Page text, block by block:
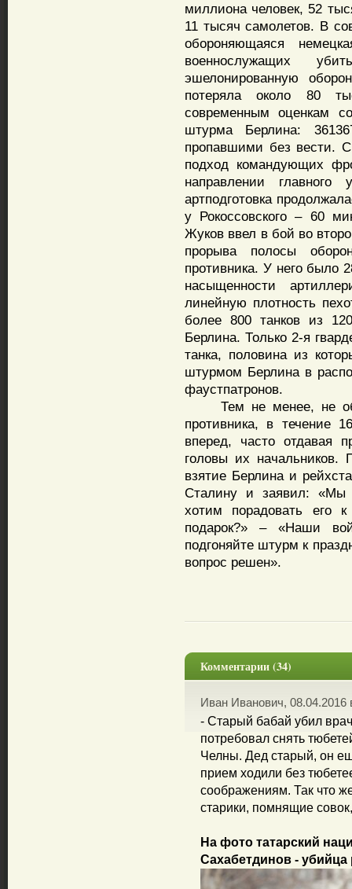
миллиона человек, 52
11 тысяч самолетов. В
обороняющаяся
военнослужащих
эшелонированную
потеряла около 80
современным оценкам
штурма Берлина:
пропавшими без вести.
подход командующих
направлении
артподготовка
у Рокоссовского – 60
Жуков ввел в бой во
прорыва полосы
противника. У него было
насыщенности
линейную плотность
более 800 танков из
Берлина. Только 2-я
танка, половина из
штурмом Берлина в
фаустпатронов.
Тем не менее, не
противника, в течение
вперед, часто отдавая
головы их
взятие Берлина и
Сталину и заявил: «Мы
хотим порадовать его
подарок?» – «Наши
подгоняйте штурм к
вопрос решен».
Комментарии (34)
Иван Иванович, 08.04.2016
- Старый бабай убил
потребовал снять
Челны. Дед старый, он
прием ходили без
соображениям. Так что
старики, помнящие
На фото татарский
Сахабетдинов -